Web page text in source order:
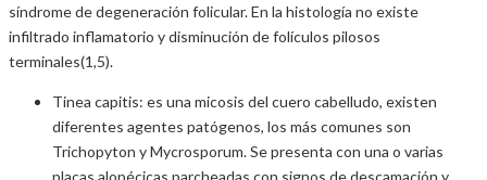
síndrome de degeneración folicular. En la histología no existe
infiltrado inflamatorio y disminución de folículos pilosos
terminales(1,5).
Tinea capitis: es una micosis del cuero cabelludo, existen
diferentes agentes patógenos, los más comunes son
Trichopyton y Mycrosporum. Se presenta con una o varias
placas alopécicas parcheadas con signos de descamación y